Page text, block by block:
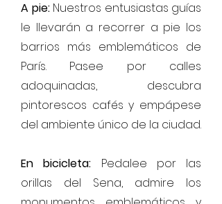
A pie: Nuestros entusiastas guías
le llevarán a recorrer a pie los
barrios más emblemáticos de
París. Pasee por calles
adoquinadas, descubra
pintorescos cafés y empápese
del ambiente único de la ciudad.
En bicicleta: Pedalee por las
orillas del Sena, admire los